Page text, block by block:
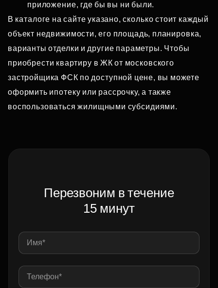
приложение, где бы вы ни были.
В каталоге на сайте указано, сколько стоит каждый
объект недвижимости, его площадь, планировка,
варианты отделки и другие параметры. Чтобы
приобрести квартиру в ЖК от московского
застройщика ФСК по доступной цене, вы можете
оформить ипотеку или рассрочку, а также
воспользоваться жилищными субсидиями.
Перезвоним в течение
15 минут